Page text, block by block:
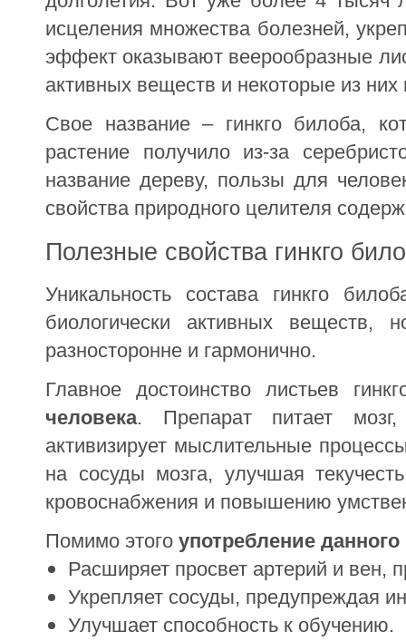
исцеления множества болезней,
эффект оказывают веерообразные
активных веществ и некоторые из
Свое название – гинкго билоба,
растение получило из-за
название дереву, пользы для
свойства природного целителя
Полезные свойства гинкго
Уникальность состава гинкго
биологически активных
разносторонне и гармонично.
Главное достоинство листьев
человека. Препарат питает
активизирует мыслительные
на сосуды мозга, улучшая
кровоснабжения и повышению
Помимо этого употребление данного
Расширяет просвет артерий и вен,
Укрепляет сосуды, предупреждая
Улучшает способность к обучению.